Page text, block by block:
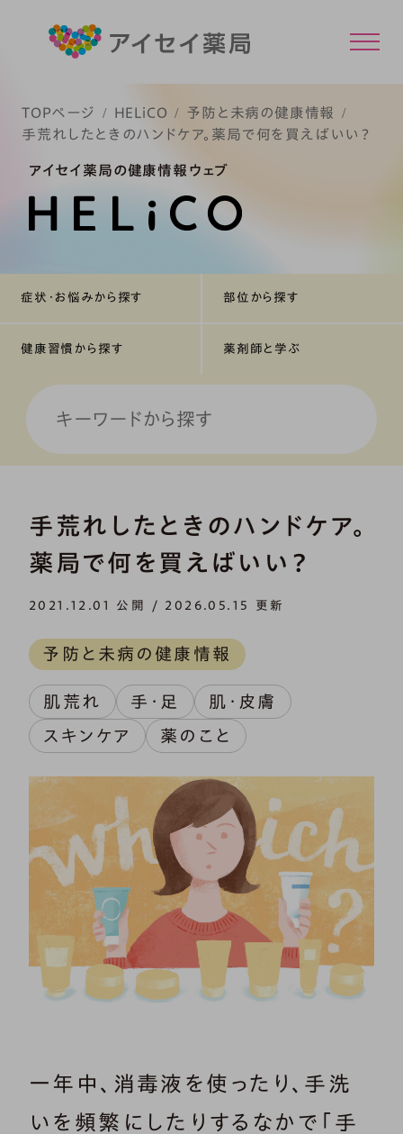
TOPページ HELiCO
予防と未病の健康情報
手荒れしたときのハンドケア。薬局で何を買えばいい？
アイセイ薬局の健康情報ウェブ
症状・お悩みから探す 部位から探す
健康習慣から探す 薬剤師と学ぶ
手荒れしたときのハンドケア。
薬局で何を買えばいい？
2021.12.01 公開 / 2026.05.15 更新
予防と未病の健康情報
肌荒れ 手・足
肌・皮膚
スキンケア
薬のこと
一年中、消毒液を使ったり、手洗
いを頻繁にしたりするなかで「手